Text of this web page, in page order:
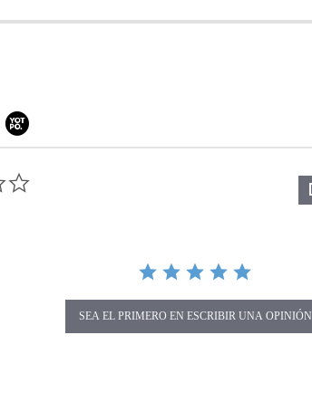
SEA EL PRIMERO EN ESCRIBIR UNA OPINIÓN